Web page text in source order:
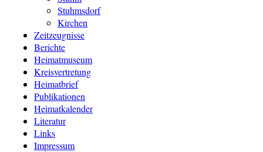
Stuhmsdorf
Kirchen
Zeitzeugnisse
Berichte
Heimatmuseum
Kreisvertretung
Heimatbrief
Publikationen
Heimatkalender
Literatur
Links
Impressum